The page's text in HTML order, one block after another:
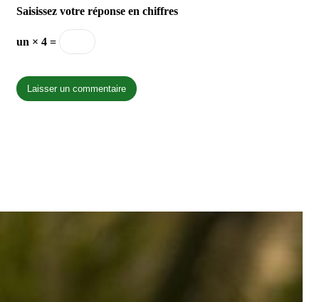
Saisissez votre réponse en chiffres
un × 4 =